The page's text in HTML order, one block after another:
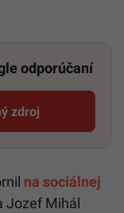
odporúčaní
zdrojsa otvorí v
na sociálnej
Jozef Mihál